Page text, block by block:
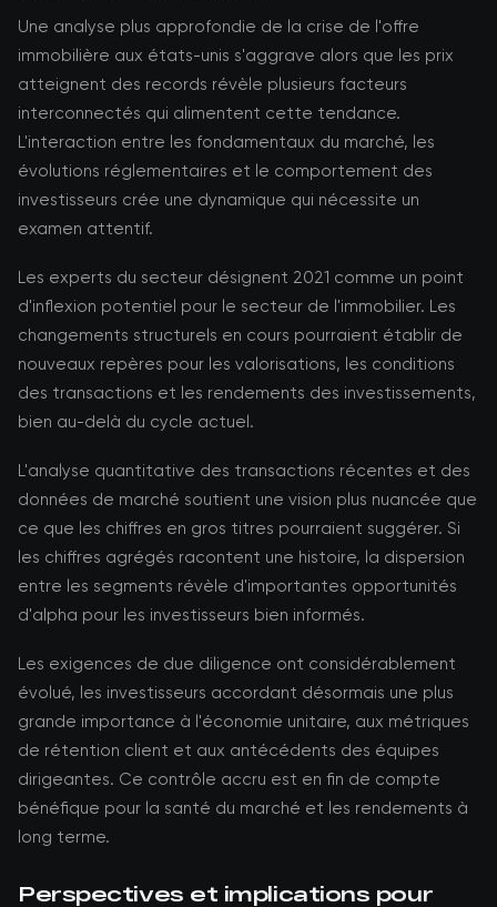
Une analyse plus approfondie de la crise de l'offre
immobilière aux états-unis s'aggrave alors que les prix
atteignent des records révèle plusieurs facteurs
interconnectés qui alimentent cette tendance.
L'interaction entre les fondamentaux du marché, les
évolutions réglementaires et le comportement des
investisseurs crée une dynamique qui nécessite un
examen attentif.
Les experts du secteur désignent 2021 comme un point
d'inflexion potentiel pour le secteur de l'immobilier. Les
changements structurels en cours pourraient établir de
nouveaux repères pour les valorisations, les conditions
des transactions et les rendements des investissements,
bien au-delà du cycle actuel.
L'analyse quantitative des transactions récentes et des
données de marché soutient une vision plus nuancée que
ce que les chiffres en gros titres pourraient suggérer. Si
les chiffres agrégés racontent une histoire, la dispersion
entre les segments révèle d'importantes opportunités
d'alpha pour les investisseurs bien informés.
Les exigences de due diligence ont considérablement
évolué, les investisseurs accordant désormais une plus
grande importance à l'économie unitaire, aux métriques
de rétention client et aux antécédents des équipes
dirigeantes. Ce contrôle accru est en fin de compte
bénéfique pour la santé du marché et les rendements à
long terme.
Perspectives et implications pour